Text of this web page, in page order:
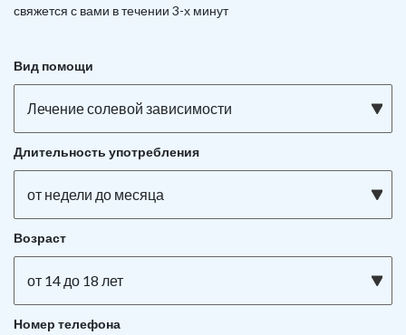
свяжется с вами в течении 3-х минут
Вид помощи
Лечение солевой зависимости
Длительность употребления
от недели до месяца
Возраст
от 14 до 18 лет
Номер телефона